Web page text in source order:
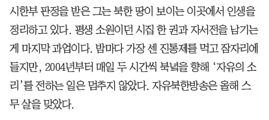
시한부 판정을 받은 그는 북한 땅이 보이는 이곳에서 인생을
정리하고 있다. 평생 소원이던 시집 한 권과 자서전을 남기는
게 마지막 과업이다. 밤마다 가장 센 진통제를 먹고 잠자리에
들지만, 2004년부터 매일 두 시간씩 북녘을 향해 ‘자유의 소
리’를 전하는 일은 멈추지 않았다. 자유북한방송은 올해 스
무 살을 맞았다.